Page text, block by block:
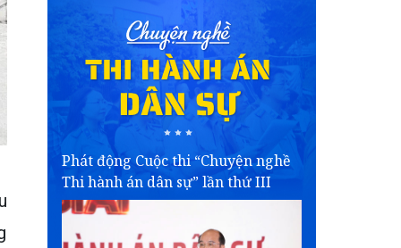
Phát động Cuộc thi “Chuyện nghề
Thi hành án dân sự” lần thứ III